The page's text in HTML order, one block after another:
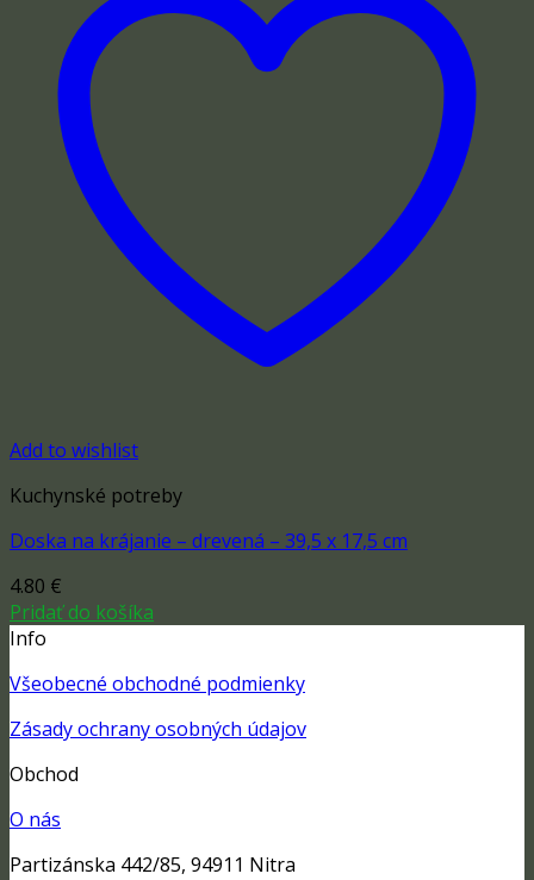
Add to wishlist
Kuchynské potreby
Doska na krájanie – drevená – 39,5 x 17,5 cm
4.80 €
Pridať do košíka
Info
Všeobecné obchodné podmienky
Zásady ochrany osobných údajov
Obchod
O nás
Partizánska 442/85, 94911 Nitra